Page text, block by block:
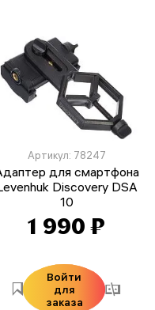
Артикул: 78247
для смартфона
Discovery DSA
10
1 990 ₽
Войти
для
заказа